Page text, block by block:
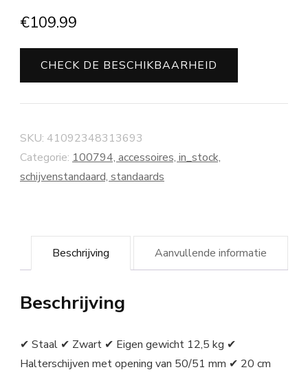
€109.99
CHECK DE BESCHIKBAARHEID
SKU: 41092348313693
Categorie: 100794, accessoires, in_stock,
schijvenstandaard, standaards
Beschrijving Aanvullende informatie
Beschrijving
✔ Staal ✔ Zwart ✔ Eigen gewicht 12,5 kg ✔
Halterschijven met opening van 50/51 mm ✔ 20 cm